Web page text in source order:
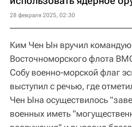
28 февраля 2025, 02:30
Ким Чен Ын вручил
Восточноморского флота
Собу военно-морской флаг
выступил с речью, где
Чен Ына осуществилось
военных иметь